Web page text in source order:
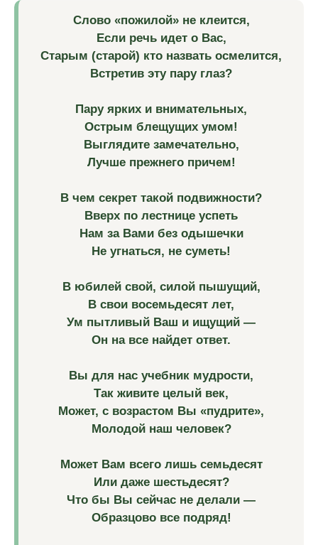
Слово «пожилой» не клеится,
Если речь идет о Вас,
Старым (старой) кто назвать осмелится,
Встретив эту пару глаз?
Пару ярких и внимательных,
Острым блещущих умом!
Выглядите замечательно,
Лучше прежнего причем!
В чем секрет такой подвижности?
Вверх по лестнице успеть
Нам за Вами без одышечки
Не угнаться, не суметь!
В юбилей свой, силой пышущий,
В свои восемьдесят лет,
Ум пытливый Ваш и ищущий —
Он на все найдет ответ.
Вы для нас учебник мудрости,
Так живите целый век,
Может, с возрастом Вы «пудрите»,
Молодой наш человек?
Может Вам всего лишь семьдесят
Или даже шестьдесят?
Что бы Вы сейчас не делали ―
Образцово все подряд!